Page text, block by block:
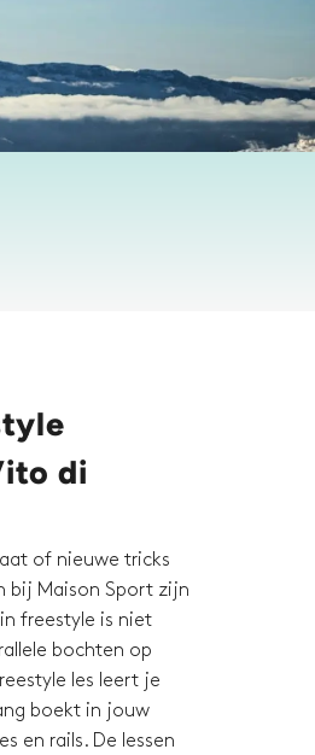
di
of nieuwe tricks
bij Maison Sport zijn
freestyle is niet
bochten op
les leert je
boekt in jouw
en rails. De lessen